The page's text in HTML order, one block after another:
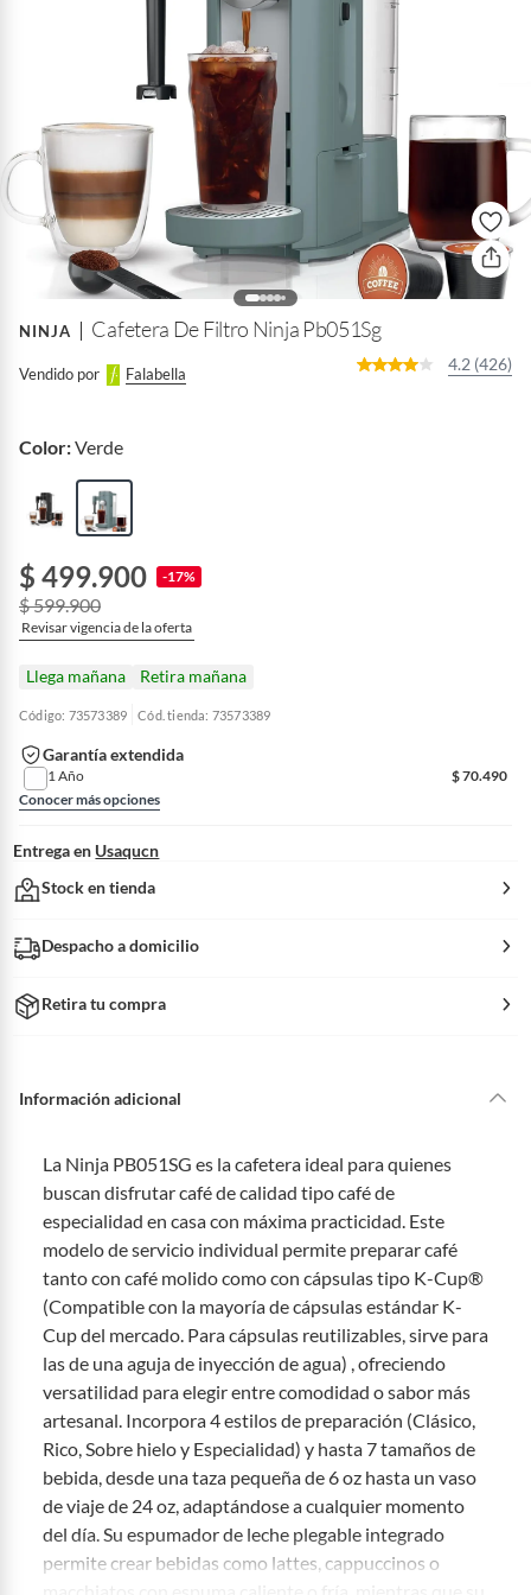
NINJA Cafetera De Filtro Ninja Pb051Sg
Vendido por Falabella
4.2 (426)
Color:Verde
$ 499.900 -17%
$ 599.900
Revisar vigencia de la oferta
Llega mañana Retira mañana
Código: 73573389 Cód. tienda: 73573389
Garantía extendida
1 Año $70.490
Conocer más opciones
Entrega en Usaqucn
Stock en tienda
Despacho a domicilio
Retira tu compra
Información adicional
La Ninja PB051SG es la cafetera ideal para quienes
buscan disfrutar café de calidad tipo café de
especialidad en casa con máxima practicidad. Este
modelo de servicio individual permite preparar café
tanto con café molido como con cápsulas tipo K-Cup®
(Compatible con la mayoría de cápsulas estándar K-
Cup del mercado. Para cápsulas reutilizables, sirve para
las de una aguja de inyección de agua) , ofreciendo
versatilidad para elegir entre comodidad o sabor más
artesanal. Incorpora 4 estilos de preparación (Clásico,
Rico, Sobre hielo y Especialidad) y hasta 7 tamaños de
bebida, desde una taza pequeña de 6 oz hasta un vaso
de viaje de 24 oz, adaptándose a cualquier momento
del día. Su espumador de leche plegable integrado
permite crear bebidas como lattes, cappuccinos o